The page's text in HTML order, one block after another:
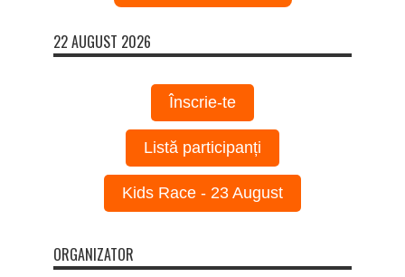
22 AUGUST 2026
Înscrie-te
Listă participanți
Kids Race - 23 August
ORGANIZATOR